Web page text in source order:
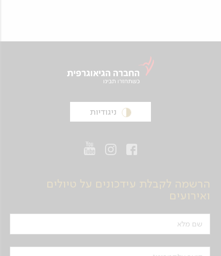
ניגודיות
הרשמה לקבלת עידכונים על טיולים
ואירועים
שם מלא